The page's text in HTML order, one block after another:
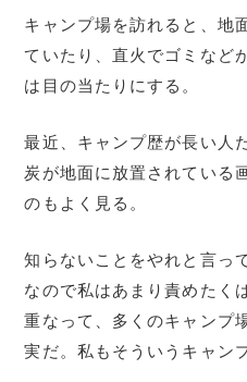
キャンプ場を訪れると、地
ていたり、直火でゴミなど
は目の当たりにする。
最近、キャンプ歴が長い人
炭が地面に放置されている
のもよく見る。
知らないことをやれと言っ
なので私はあまり責めたく
重なって、多くのキャンプ
実だ。私もそういうキャン